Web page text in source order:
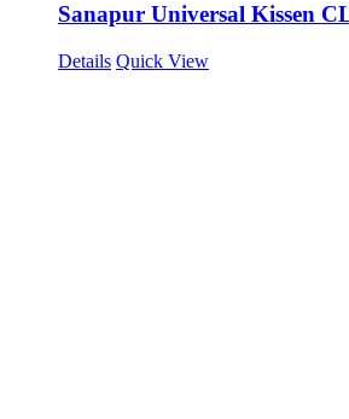
Sanapur Universal Kissen
Details Quick View